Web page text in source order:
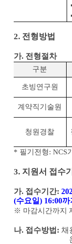
2. 전형방법
가. 전형절차
구분
초빙연구원
계약직기술원
청원경찰
* 필기전형: NCS
3. 지원서 접수
가. 접수기간:
(수요일) 16:00까
※ 마감시간까지
나. 접수방법 : 채